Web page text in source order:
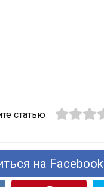
статью
на Facebook